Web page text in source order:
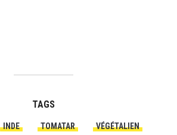
TAGS
INDE TOMATAR
VÉGÉTALIEN